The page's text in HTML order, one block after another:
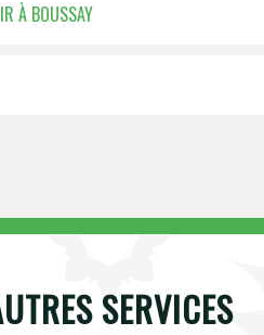
À BOUSSAY
SERVICES